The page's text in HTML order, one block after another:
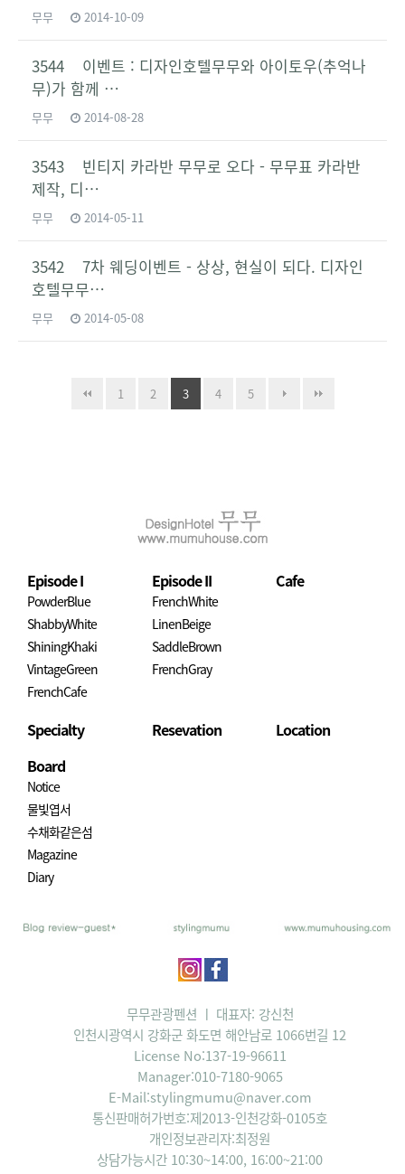
무무 2014-10-09
3544 이벤트 : 디자인호텔무무와 아이토우(추억나
무)가 함께 …
무무 2014-08-28
3543 빈티지 카라반 무무로 오다 - 무무표 카라반
제작, 디…
무무 2014-05-11
3542 7차 웨딩이벤트 - 상상, 현실이 되다. 디자인
호텔무무…
무무 2014-05-08
1 2 3 4 5
Episode I
PowderBlue
ShabbyWhite
ShiningKhaki
VintageGreen
FrenchCafe
Episode II
FrenchWhite
LinenBeige
SaddleBrown
FrenchGray
Cafe
Specialty Resevation
Location
Board
Notice
물빛엽서
수채화같은섬
Magazine
Diary
무무관광펜션 ㅣ 대표자: 강신천
인천시광역시 강화군 화도면 해안남로 1066번길 12
License No:137-19-96611
Manager:010-7180-9065
E-Mail:stylingmumu@naver.com
통신판매허가번호:제2013-인천강화-0105호
개인정보관리자:최정원
상담가능시간 10:30~14:00, 16:00~21:00